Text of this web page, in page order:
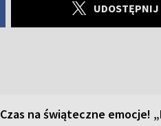
UDOSTĘPNIJ
Czas na świąteczne emocje!